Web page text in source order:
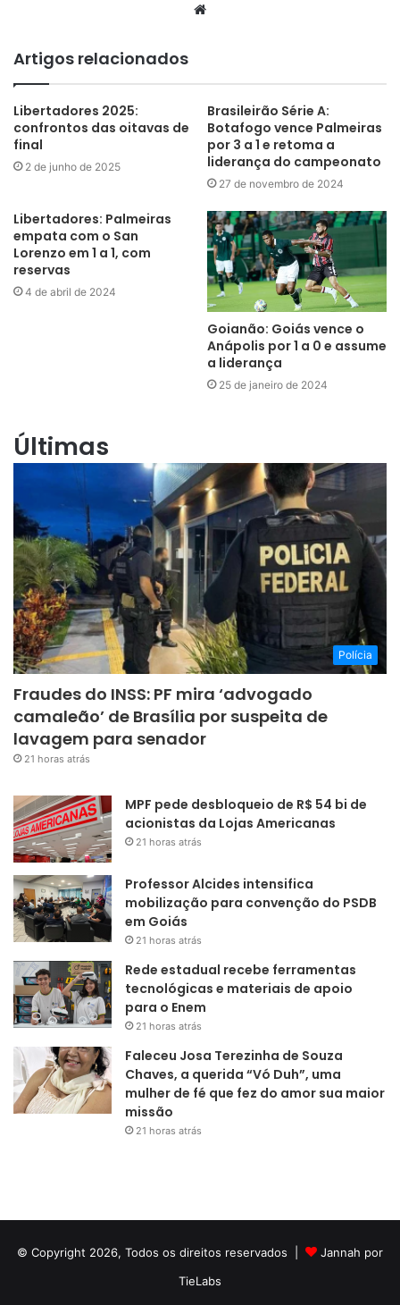
Website
Artigos relacionados
Libertadores 2025:
confrontos das oitavas de
final
2 de junho de 2025
Brasileirão Série A:
Botafogo vence Palmeiras
por 3 a 1 e retoma a
liderança do campeonato
27 de novembro de 2024
Libertadores: Palmeiras
empata com o San
Lorenzo em 1 a 1, com
reservas
4 de abril de 2024
Goianão: Goiás vence o
Anápolis por 1 a 0 e assume
a liderança
25 de janeiro de 2024
Últimas
Polícia
Fraudes do INSS: PF mira ‘advogado
camaleão’ de Brasília por suspeita de
lavagem para senador
21 horas atrás
MPF pede desbloqueio de R$ 54 bi de
acionistas da Lojas Americanas
21 horas atrás
Professor Alcides intensifica
mobilização para convenção do PSDB
em Goiás
21 horas atrás
Rede estadual recebe ferramentas
tecnológicas e materiais de apoio
para o Enem
21 horas atrás
Faleceu Josa Terezinha de Souza
Chaves, a querida “Vó Duh”, uma
mulher de fé que fez do amor sua maior
missão
21 horas atrás
© Copyright 2026, Todos os direitos reservados |
Jannah por
TieLabs